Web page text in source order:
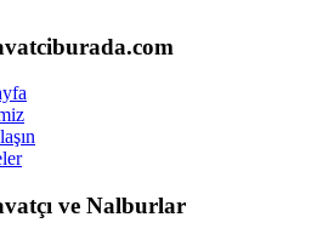
ve Nalburlar